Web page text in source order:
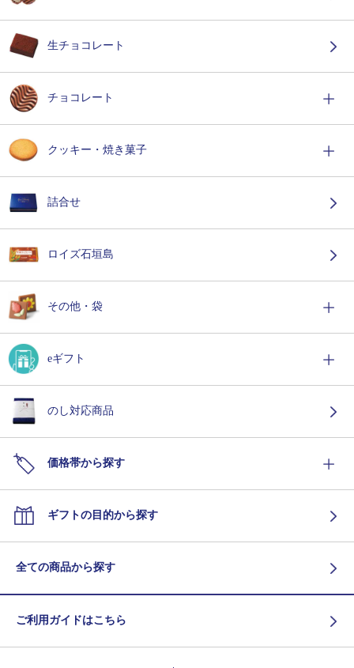
生チョコレート
チョコレート
クッキー・焼き菓子
詰合せ
ロイズ石垣島
その他・袋
eギフト
のし対応商品
価格帯から探す
ギフトの目的から探す
全ての商品から探す
ご利用ガイドはこちら